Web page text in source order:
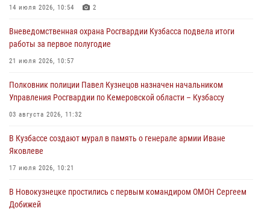
Росгвардейцы задержали нарушителя общественного порядка в
04 августа 2026, 07:41
Кемеровские росгвардейцы пресекли попытку хищения товара
04 августа 2026, 06:32
14 июля 2026, 10:54 2
Вневедомственная охрана Росгвардии Кузбасса подвела итоги
работы за первое полугодие
21 июля 2026, 10:57
Полковник полиции Павел Кузнецов назначен начальником
Управления Росгвардии по Кемеровской области – Кузбассу
03 августа 2026, 11:32
В Кузбассе создают мурал в память о генерале армии Иване
Яковлеве
17 июля 2026, 10:21
В Новокузнецке простились с первым командиром ОМОН Сергеем
Добижей